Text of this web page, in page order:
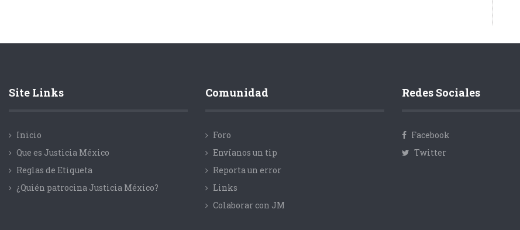
Site Links
Inicio
Que es Justicia México
Reglas de Etiqueta
¿Quién patrocina Justicia México?
Comunidad
Foro
Envíanos un tip
Reporta un error
Links
Colaborar con JM
Redes Sociales
Facebook
Twitter